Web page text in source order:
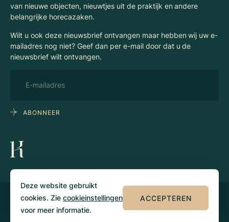
Deze website gebruikt
cookies. Zie cookieinstellingen
voor meer informatie.
ACCEPTEREN
van nieuwe objecten, nieuwtjes uit de praktijk en andere
belangrijke horecazaken.
Wilt u ook deze nieuwsbrief ontvangen maar hebben wij uw e-
mailadres nog niet? Geef dan per e-mail door dat u de
nieuwsbrief wilt ontvangen.
ABONNEER
© 2026 Klaassen
Horecamakelaars
Privacy
Algemene